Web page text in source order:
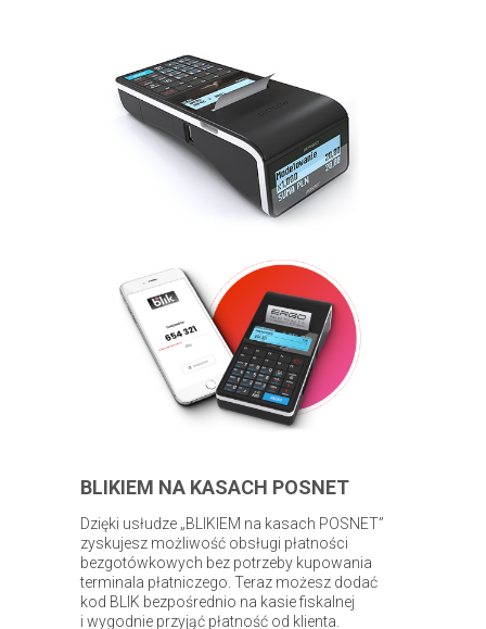
BLIKIEM NA KASACH POSNET
Dzięki usłudze „BLIKIEM na kasach POSNET”
zyskujesz możliwość obsługi płatności
bezgotówkowych bez potrzeby kupowania
terminala płatniczego. Teraz możesz dodać
kod BLIK bezpośrednio na kasie fiskalnej
i wygodnie przyjąć płatność od klienta.